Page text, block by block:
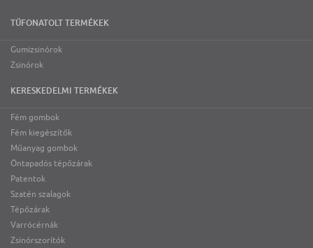
TŰFONATOLT TERMÉKEK
Gumizsinórok
Zsinórok
KERESKEDELMI TERMÉKEK
Fém gombok
Fém kiegészítők
Műanyag gombok
Öntapadós tépőzárak
Patentok
Szatén szalagok
Tépőzárak
Varrócérnák
Zsinórszorítók